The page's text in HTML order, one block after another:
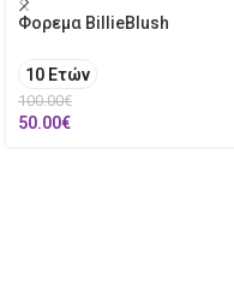
Φορεμα BillieBlush
10 Ετών
100.00€
50.00€